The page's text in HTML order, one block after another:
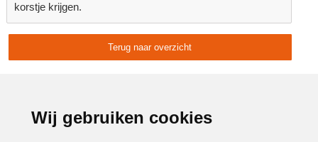
Wij gebruiken cookies
korstje krijgen.
Terug naar overzicht
Advertentie: